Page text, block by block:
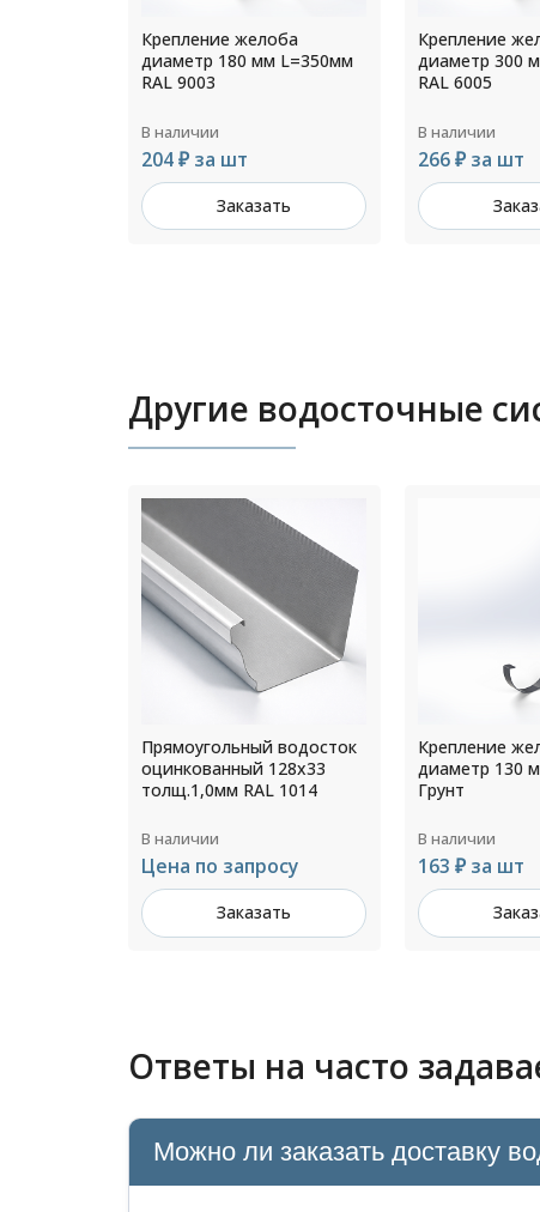
Крепление желоба
диаметр 300 мм L=200мм
RAL 6005
В наличии
266 ₽ за шт
Заказать
Крепление
диаметр 130
RAL 6005
В наличии
136 ₽ за шт
Другие водосточные
Крепление желоба
диаметр 130 мм L=350мм
Грунт
В наличии
163 ₽ за шт
Заказать
Крепление
шпилькой
диаметр 200
В наличии
211 ₽ за шт
Ответы на часто
Можно ли заказать доставку